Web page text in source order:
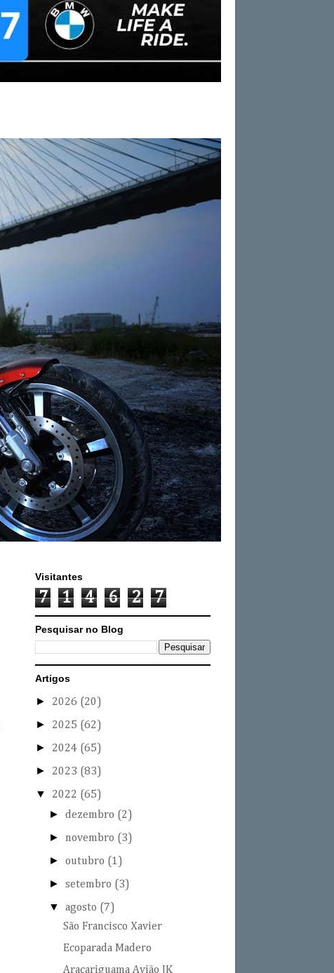
Visitantes
7 1 4 6 2 7
Pesquisar no Blog
Artigos
► 2026 (20)
► 2025 (62)
► 2024 (65)
► 2023 (83)
▼ 2022 (65)
►dezembro (2)
► novembro (3)
►outubro (1)
►setembro (3)
▼agosto (7)
São Francisco Xavier
Ecoparada Madero
Araçariguama Avião JK